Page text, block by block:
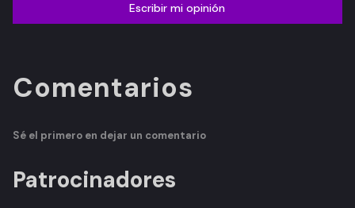
Escribir mi opinión
Comentarios
Sé el primero en dejar un comentario
Patrocinadores